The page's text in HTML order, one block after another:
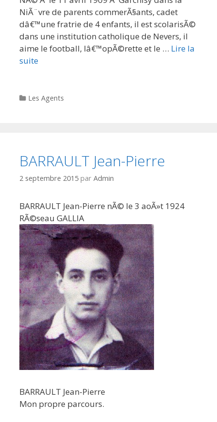
NiÃ¨vre de parents commerÃ§ants, cadet
dâ€™une fratrie de 4 enfants, il est scolarisÃ©
dans une institution catholique de Nevers, il
aime le football, lâ€™opÃ©rette et le … Lire la
suite
Categories
Les Agents
BARRAULT Jean-Pierre
2 septembre 2015 par Admin
BARRAULT Jean-Pierre nÃ© le 3 aoÃ»t 1924
RÃ©seau GALLIA
BARRAULT Jean-Pierre
Mon propre parcours.